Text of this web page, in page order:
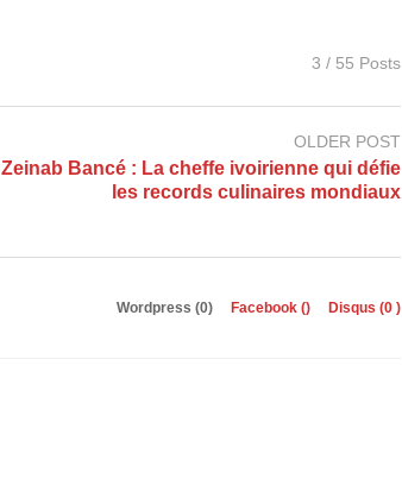
3 / 55 Posts
OLDER POST
Zeinab Bancé : La cheffe ivoirienne qui défie
les records culinaires mondiaux
Wordpress (0) Facebook () Disqus (0 )